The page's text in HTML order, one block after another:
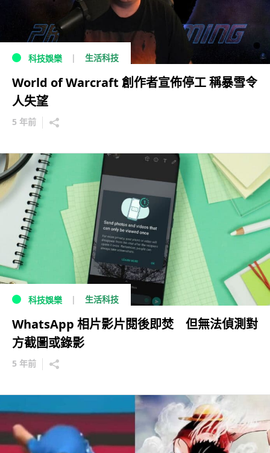
科技娛樂 生活科技
World of Warcraft 創作者宣佈停工 稱暴雪令
人失望
5 年前
科技娛樂 生活科技
WhatsApp 相片影片閱後即焚 但無法偵測對
方截圖或錄影
5 年前